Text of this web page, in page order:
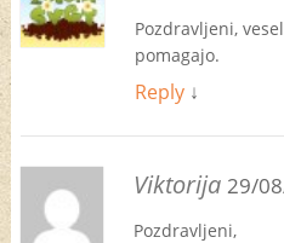
Pozdravljeni,
pomagajo.
Reply ↓
Viktorija29/
Pozdravljeni,